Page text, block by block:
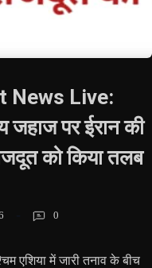
News Live:
जहाज पर ईरान की
को किया तलब
0
एशिया में जारी तनाव के बीच